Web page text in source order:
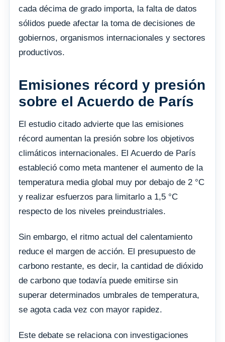
cada décima de grado importa, la falta de datos
sólidos puede afectar la toma de decisiones de
gobiernos, organismos internacionales y sectores
productivos.
Emisiones récord y presión
sobre el Acuerdo de París
El estudio citado advierte que las emisiones
récord aumentan la presión sobre los objetivos
climáticos internacionales. El Acuerdo de París
estableció como meta mantener el aumento de la
temperatura media global muy por debajo de 2 °C
y realizar esfuerzos para limitarlo a 1,5 °C
respecto de los niveles preindustriales.
Sin embargo, el ritmo actual del calentamiento
reduce el margen de acción. El presupuesto de
carbono restante, es decir, la cantidad de dióxido
de carbono que todavía puede emitirse sin
superar determinados umbrales de temperatura,
se agota cada vez con mayor rapidez.
Este debate se relaciona con investigaciones